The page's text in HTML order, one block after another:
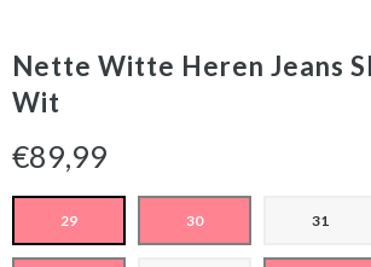
Nette Witte Heren Jeans
Wit
€89,99
29 30 31